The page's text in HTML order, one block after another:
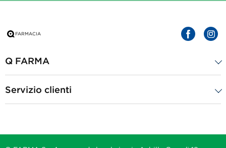
Q FARMA
Servizio clienti